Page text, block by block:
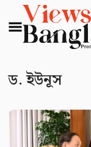
ড. ইউনূস